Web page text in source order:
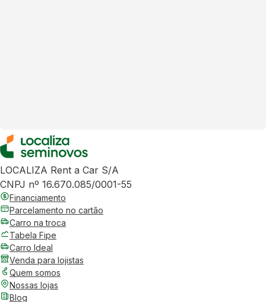
LOCALIZA Rent a Car S/A
CNPJ nº 16.670.085/0001-55
Financiamento
Parcelamento no cartão
Carro na troca
Tabela Fipe
Carro Ideal
Venda para lojistas
Quem somos
Nossas lojas
Blog